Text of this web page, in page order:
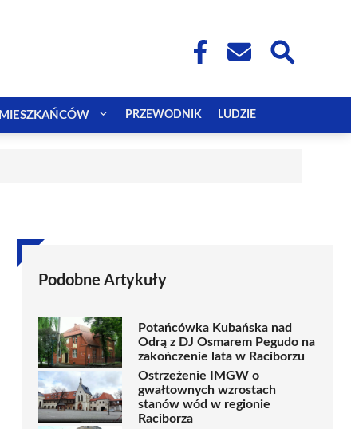
PRZEWODNIK LUDZIE
Podobne Artykuły
Potańcówka Kubańska nad
Odrą z DJ Osmarem Pegudo na
zakończenie lata w Raciborzu
Ostrzeżenie IMGW o
gwałtownych wzrostach
stanów wód w regionie
Raciborza